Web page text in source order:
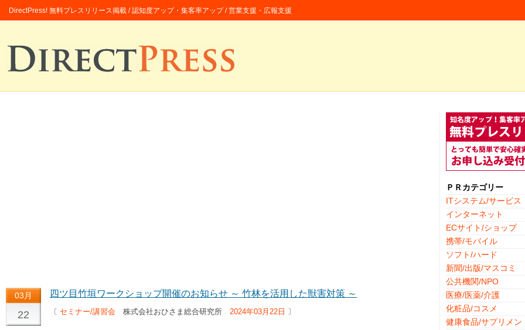
DirectPress! 無料プレスリリース掲載 / 認知度アップ・集客率アップ / 営業支援・広報支援
03月
22
四ツ目竹垣ワークショップ開催のお知らせ ～ 竹林を活用した獣害対策 ～
〔 セミナー/講習会 株式会社おひさま総合研究所 2024年03月22日 〕
ＰＲカテゴリー
ITシステム/サービス
インターネット
ECサイト/ショップ
携帯/モバイル
ソフト/ハード
新聞/出版/マスコミ
公共機関/NPO
医療/医薬/介護
化粧品/コスメ
健康食品/サプリメン